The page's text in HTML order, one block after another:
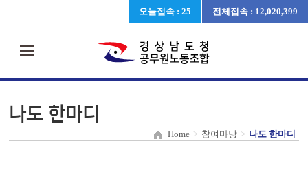
오늘접속 : 25 전체접속 : 12,020,399
나도 한마디
Home > 참여마당 > 나도 한마디